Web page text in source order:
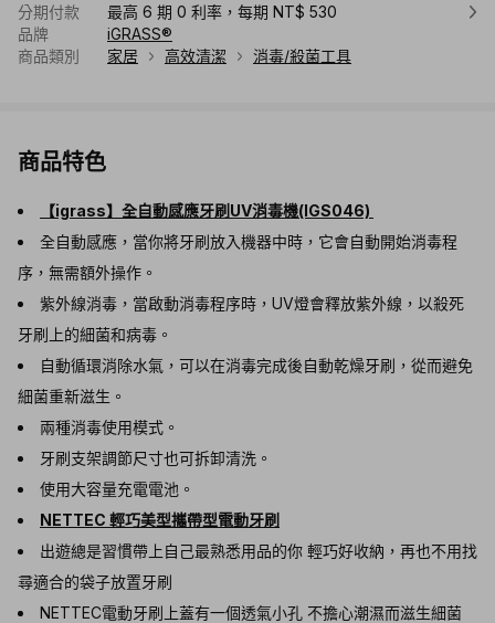
分期付款
最高 6 期 0 利率，每期 NT$ 530
品牌
iGRASS®
商品類別
家居 高效清潔 消毒/殺菌工具
商品特色
【igrass】全自動感應牙刷UV消毒機(IGS046)
全自動感應，當你將牙刷放入機器中時，它會自動開始消毒程
序，無需額外操作。
紫外線消毒，當啟動消毒程序時，UV燈會釋放紫外線，以殺死
牙刷上的細菌和病毒。
自動循環消除水氣，可以在消毒完成後自動乾燥牙刷，從而避免
細菌重新滋生。
兩種消毒使用模式。
牙刷支架調節尺寸也可拆卸清洗。
使用大容量充電電池。
NETTEC 輕巧美型攜帶型電動牙刷
出遊總是習慣帶上自己最熟悉用品的你 輕巧好收納，再也不用找
尋適合的袋子放置牙刷
NETTEC電動牙刷上蓋有一個透氣小孔 不擔心潮濕而滋生細菌